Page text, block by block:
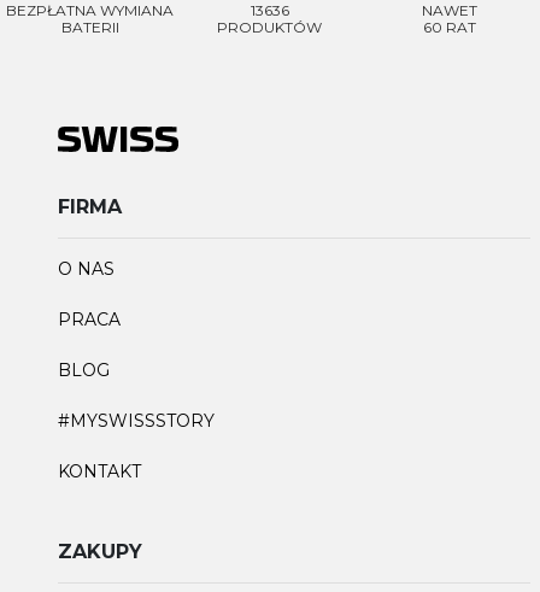
BEZPŁATNA WYMIANA
BATERII
13636
PRODUKTÓW
NAWET
60 RAT
FIRMA
O NAS
PRACA
BLOG
#MYSWISSSTORY
KONTAKT
ZAKUPY